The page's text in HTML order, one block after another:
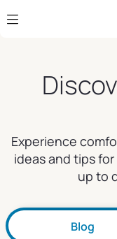
Saut au contenu
Experience
ideas and tips
up to
Blog